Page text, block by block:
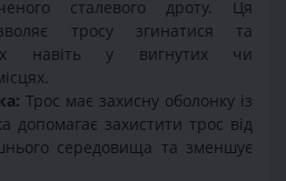
сталевого дроту. Ця
тросу згинатися та
навіть у вигнутих чи
Трос має захисну оболонку із
допомагає захистити трос від
середовища та зменшує